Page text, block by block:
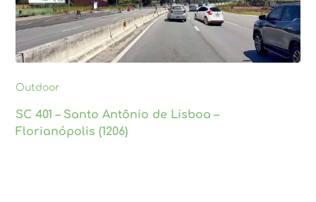
Outdoor
SC 401 – Santo Antônio de Lisboa –
Florianópolis (1206)